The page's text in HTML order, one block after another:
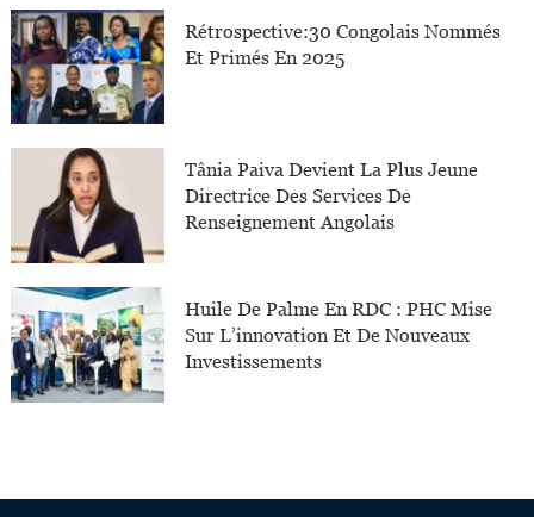
Rétrospective:30 Congolais Nommés
Et Primés En 2025
Tânia Paiva Devient La Plus Jeune
Directrice Des Services De
Renseignement Angolais
Huile De Palme En RDC : PHC Mise
Sur L’innovation Et De Nouveaux
Investissements